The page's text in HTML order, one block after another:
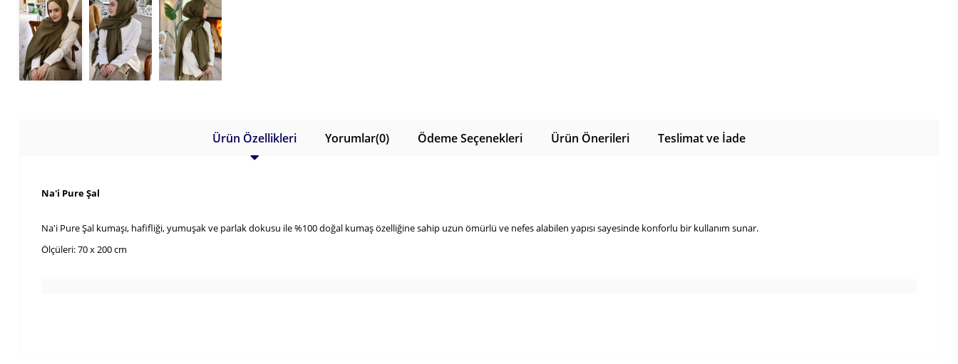
Ürün Özellikleri Yorumlar(0) Ödeme Seçenekleri Ürün Önerileri Teslimat ve İade
Na'i Pure Şal
Na'i Pure Şal kumaşı, hafifliği, yumuşak ve parlak dokusu ile %100 doğal kumaş özelliğine sahip uzun ömürlü ve nefes alabilen yapısı sayesinde konforlu bir kullanım sunar.
Ölçüleri: 70 x 200 cm